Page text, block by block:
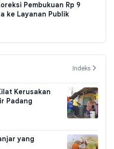
Pembukuan Rp 9
ke Layanan Publik
Indeks
Kerusakan
Padang
yang